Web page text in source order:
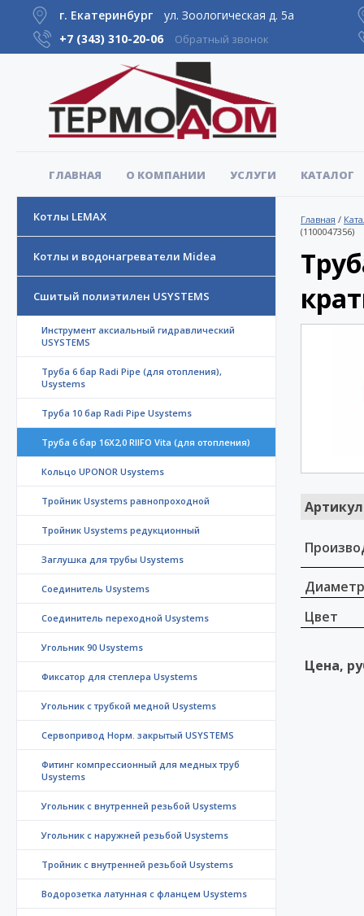
г. Екатеринбург
ул. Зоологическая д. 5а
+7 (343) 310-20-06 Обратный звонок
ГЛАВНАЯ О КОМПАНИИ УСЛУГИ КАТАЛОГ
Котлы LEMAX
Котлы и водонагреватели Midea
Сшитый полиэтилен USYSTEMS
Инструмент аксиальный гидравлический
USYSTEMS
Труба 6 бар Radi Pipe (для отопления),
Usystems
Труба 10 бар Radi Pipe Usystems
Труба 6 бар 16X2,0 RIIFO Vita (для отопления)
Кольцо UPONOR Usystems
Тройник Usystems равнопроходной
Тройник Usystems редукционный
Заглушка для трубы Usystems
Соединитель Usystems
Соединитель переходной Usystems
Угольник 90 Usystems
Фиксатор для степлера Usystems
Угольник с трубкой медной Usystems
Сервопривод Норм. закрытый USYSTEMS
Фитинг компрессионный для медных труб
Usystems
Угольник с внутренней резьбой Usystems
Угольник с наружней резьбой Usystems
Тройник с внутренней резьбой Usystems
Водорозетка латунная с фланцем Usystems
Главная /
(1100047356)
Артикул
Диаметр
Цвет
Цена,